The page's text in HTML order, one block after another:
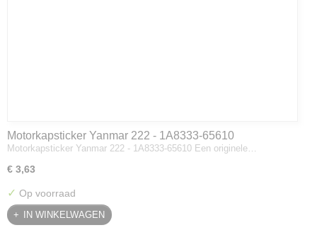
Motorkapsticker Yanmar 222 - 1A8333-65610
Motorkapsticker Yanmar 222 - 1A8333-65610 Een originele…
€ 3,63
✓ Op voorraad
IN WINKELWAGEN